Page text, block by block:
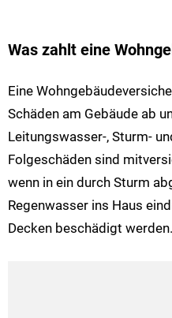
Was zahlt eine
Eine
Schäden am Gebäude ab
Leitungswasser-, Sturm-
Folgeschäden sind
wenn in ein durch Sturm
Regenwasser ins Haus
Decken beschädigt werden.